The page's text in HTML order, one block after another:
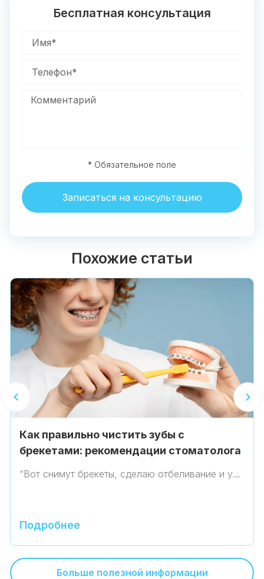
Бесплатная консультация
* Обязательное поле
Записаться на консультацию
Похожие статьи
Как правильно чистить зубы с
брекетами: рекомендации стоматолога
“Вот снимут брекеты, сделаю отбеливание и у…
Подробнее
Больше полезной информации